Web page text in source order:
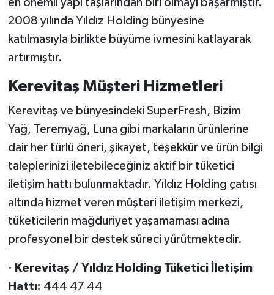
en önemli yapı taşlarından biri olmayı başarmıştır.
2008 yılında Yıldız Holding bünyesine
katılmasıyla birlikte büyüme ivmesini katlayarak
artırmıştır.
Kerevitaş Müşteri Hizmetleri
Kerevitaş ve bünyesindeki SuperFresh, Bizim
Yağ, Teremyağ, Luna gibi markaların ürünlerine
dair her türlü öneri, şikayet, teşekkür ve ürün bilgi
taleplerinizi iletebileceğiniz aktif bir tüketici
iletişim hattı bulunmaktadır. Yıldız Holding çatısı
altında hizmet veren müşteri iletişim merkezi,
tüketicilerin mağduriyet yaşamaması adına
profesyonel bir destek süreci yürütmektedir.
· Kerevitaş / Yıldız Holding Tüketici İletişim
Hattı: 444 47 44